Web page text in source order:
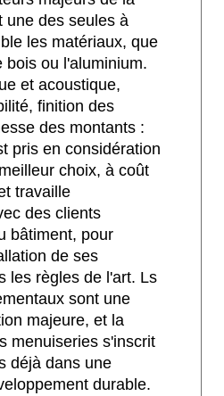
une des seules à
les matériaux, que
bois ou l'aluminium.
et acoustique,
finition des
des montants :
pris en considération
choix, à coût
travaille
des clients
bâtiment, pour
de ses
les règles de l'art. Ls
sont une
majeure, et la
menuiseries s'inscrit
déjà dans une
durable.